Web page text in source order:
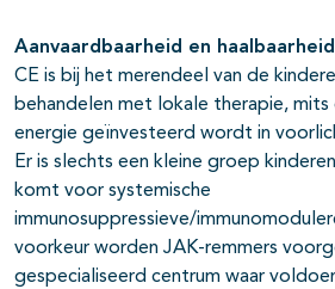
Aanvaardbaarheid en haalbaarheid
CE is bij het merendeel van de
behandelen met lokale therapie,
energie geïnvesteerd wordt in
Er is slechts een kleine groep
komt voor systemische
immunosuppressieve/
voorkeur worden JAK-remmers
gespecialiseerd centrum waar